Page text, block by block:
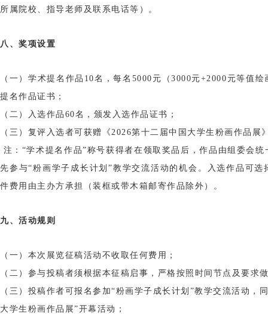
所属院校、指导老师及联系电话等）。
八、奖项设置
（一）学术提名作品10名，每名5000元（3000元+2000元等值
提名作品证书；
（二）入选作品60名，颁发入选作品证书；
（三）复评入选者可获赠《2026第十二届中国大学生粉画作品展
注：“学术提名作品”称号获得者在领取奖品后，作品由组委会
先参与“粉画学子成长计划”教学交流活动的机会。入选作品可
件费用由主办方承担（装框或带木箱邮寄作品除外）。
九、活动规则
（一）本次展览征稿活动不收取任何费用；
（二）参与投稿者须根据本征稿启事，严格按照时间节点及要求
（三）投稿作者可报名参加“粉画学子成长计划”教学交流活动，
大学生粉画作品展”开幕活动；